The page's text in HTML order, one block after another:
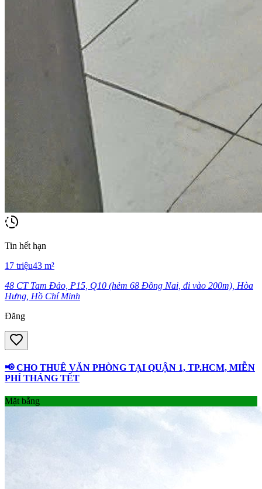
Tin hết hạn
17 triệu43 m²
48 CT Tam Đảo, P15, Q10 (hẻm 68 Đồng Nai, đi vào 200m), Hòa
Hưng, Hồ Chí Minh
Đăng
📢 CHO THUÊ VĂN PHÒNG TẠI QUẬN 1, TP.HCM, MIỄN
PHÍ THÁNG TẾT
Mặt bằng